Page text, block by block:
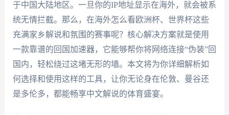
于中国大陆地区。一旦你的IP地址显示在海外，就会被系
统无情拦截。那么，在海外怎么看欧洲杯、世界杯这些
充满家乡解说和氛围的赛事呢？核心解决方案就是使用
一款靠谱的回国加速器，它能够帮你将网络连接“伪装”回
国内，轻松绕过这堵无形的墙。本文将为你详细解析如
何选择和使用这样的工具，让你无论身在伦敦、曼谷还
是多伦多，都能畅享中文解说的体育盛宴。